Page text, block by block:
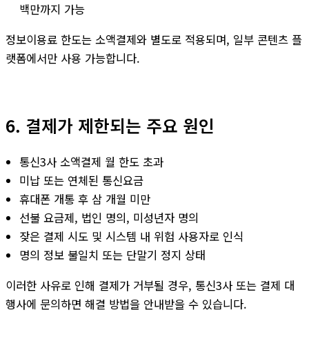
백만까지 가능
정보이용료 한도는 소액결제와 별도로 적용되며, 일부 콘텐츠 플
랫폼에서만 사용 가능합니다.
6. 결제가 제한되는 주요 원인
통신3사 소액결제 월 한도 초과
미납 또는 연체된 통신요금
휴대폰 개통 후 삼 개월 미만
선불 요금제, 법인 명의, 미성년자 명의
잦은 결제 시도 및 시스템 내 위험 사용자로 인식
명의 정보 불일치 또는 단말기 정지 상태
이러한 사유로 인해 결제가 거부될 경우, 통신3사 또는 결제 대
행사에 문의하면 해결 방법을 안내받을 수 있습니다.